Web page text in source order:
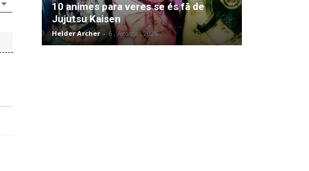
10 animes para veres se és fã de
Jujutsu Kaisen
Helder Archer - 6 , Agosto , 2026